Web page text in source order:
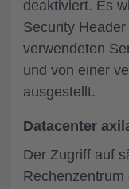
deaktiviert. Es
Security
verwendeten
und von einer
ausgestellt.
Datacenter
Der Zugriff auf